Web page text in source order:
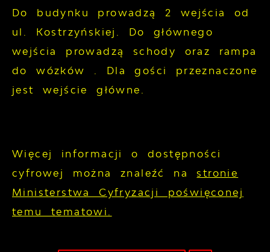
Do budynku prowadzą 2 wejścia od
ul. Kostrzyńskiej. Do głównego
wejścia prowadzą schody oraz rampa
do wózków . Dla gości przeznaczone
jest wejście główne.
Więcej informacji o dostępności
cyfrowej można znaleźć nastronie
Ministerstwa Cyfryzacji poświęconej
temu tematowi.